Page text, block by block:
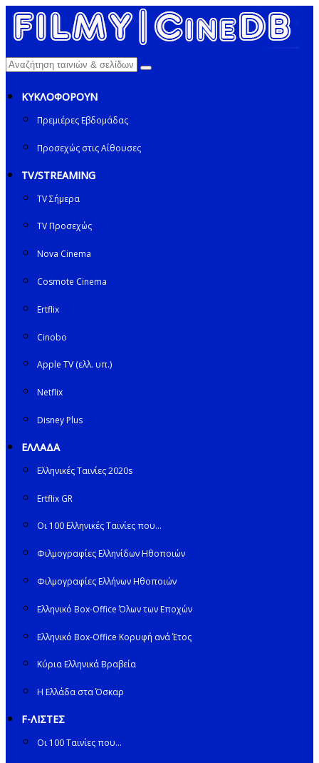
ΚΥΚΛΟΦΟΡΟΥΝ
Πρεμιέρες Εβδομάδας
Προσεχώς στις Αίθουσες
TV/STREAMING
TV Σήμερα
TV Προσεχώς
Nova Cinema
Cosmote Cinema
Ertflix
Cinobo
Apple TV (ελλ. υπ.)
Netflix
Disney Plus
ΕΛΛΑΔΑ
Ελληνικές Ταινίες 2020s
Ertflix GR
Οι 100 Ελληνικές Ταινίες που…
Φιλμογραφίες Ελληνίδων Ηθοποιών
Φιλμογραφίες Ελλήνων Ηθοποιών
Ελληνικό Box-Office Όλων των Εποχών
Ελληνικό Box-Office Κορυφή ανά Έτος
Κύρια Ελληνικά Βραβεία
Η Ελλάδα στα Όσκαρ
F-ΛΙΣΤΕΣ
Οι 100 Ταινίες που…